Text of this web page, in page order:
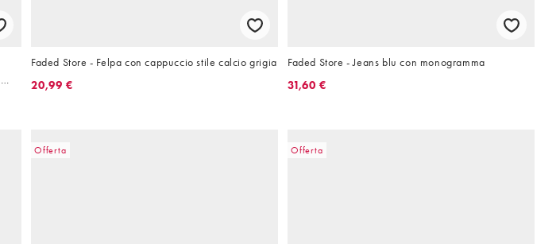
Faded Store - Felpa con cappuccio stile calcio grigia
20,99 €
Faded Store - Jeans blu con monogramma
31,60 €
Offerta Offerta